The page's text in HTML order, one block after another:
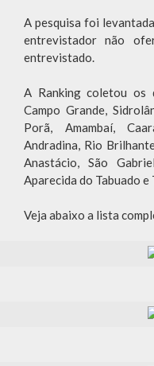
A pesquisa foi
entrevistador não
entrevistado.
A Ranking coletou os
Campo Grande,
Porã, Amambaí,
Andradina, Rio
Anastácio, São
Aparecida do Tabuado e
Veja abaixo a lista